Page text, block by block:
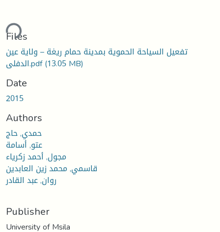
Files
تفعيل السياحة الحموية بمدينة حمام ريغة – ولاية عين
الدفلى.pdf(13.05 MB)
Date
2015
Authors
حمدي, حاج
عتو, أسامة
مجول, أحمد زكرياء
قاسمي, محمد زين العابدين
روان, عبد القادر
Publisher
University of Msila